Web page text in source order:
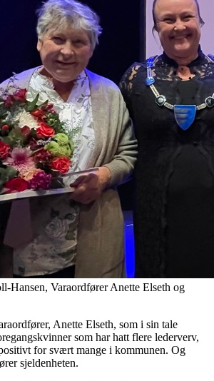
Hansen, Varaordfører Anette Elseth og
Anette Elseth, som i sin tale
som har hatt flere lederverv,
for svært mange i kommunen. Og
sjeldenheten.